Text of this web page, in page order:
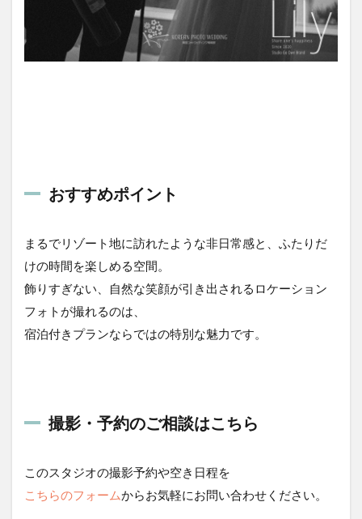
おすすめポイント
まるでリゾート地に訪れたような非日常感と、ふたりだ
けの時間を楽しめる空間。
飾りすぎない、自然な笑顔が引き出されるロケーション
フォトが撮れるのは、
宿泊付きプランならではの特別な魅力です。
撮影・予約のご相談はこちら
このスタジオの撮影予約や空き日程を
こちらのフォームからお気軽にお問い合わせください。